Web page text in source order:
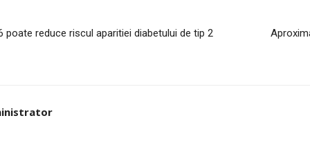
poate reduce riscul aparitiei diabetului de tip 2